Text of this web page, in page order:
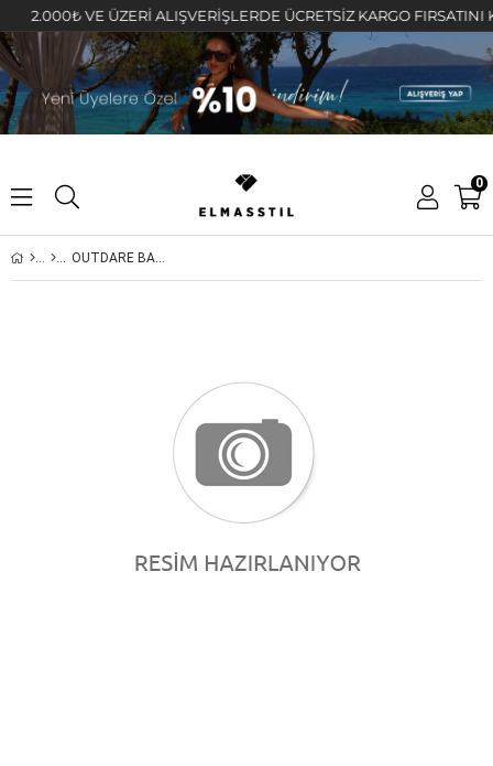
VE ÜZERİ ALIŞVERİŞLERDE ÜCRETSİZ KARGO FIRSATINI
0
OUTDARE BASKILI T-SHIRT